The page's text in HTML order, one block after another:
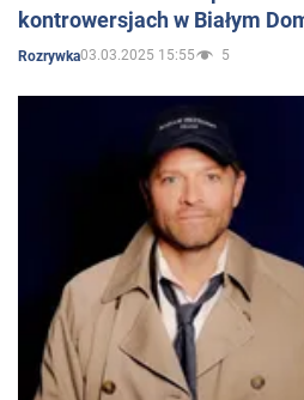
kontrowersjach w Białym
Rozrywka03.03.2025 15:55 5